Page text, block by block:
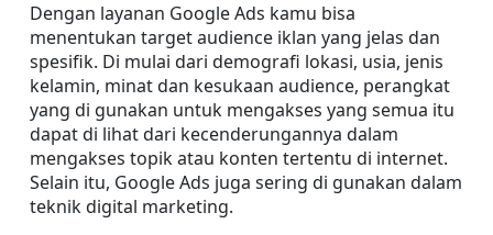
Dengan layanan Google Ads kamu bisa
menentukan target audience iklan yang jelas dan
spesifik. Di mulai dari demografi lokasi, usia, jenis
kelamin, minat dan kesukaan audience, perangkat
yang di gunakan untuk mengakses yang semua itu
dapat di lihat dari kecenderungannya dalam
mengakses topik atau konten tertentu di internet.
Selain itu, Google Ads juga sering di gunakan dalam
teknik digital marketing.